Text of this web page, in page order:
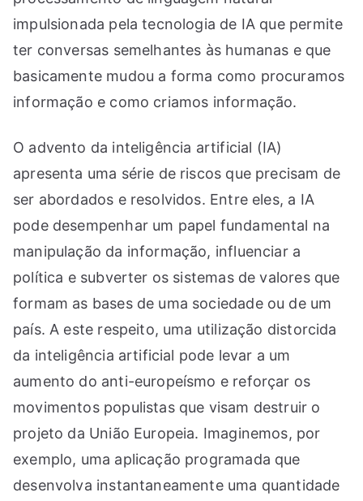
impulsionada pela tecnologia de IA que permite
ter conversas semelhantes às humanas e que
basicamente mudou a forma como procuramos
informação e como criamos informação.
O advento da inteligência artificial (IA)
apresenta uma série de riscos que precisam de
ser abordados e resolvidos. Entre eles, a IA
pode desempenhar um papel fundamental na
manipulação da informação, influenciar a
política e subverter os sistemas de valores que
formam as bases de uma sociedade ou de um
país. A este respeito, uma utilização distorcida
da inteligência artificial pode levar a um
aumento do anti-europeísmo e reforçar os
movimentos populistas que visam destruir o
projeto da União Europeia. Imaginemos, por
exemplo, uma aplicação programada que
desenvolva instantaneamente uma quantidade